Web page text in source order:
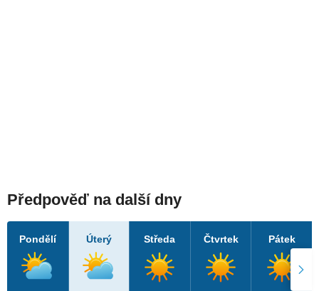
Předpověď na další dny
Pondělí Úterý Středa Čtvrtek Pátek